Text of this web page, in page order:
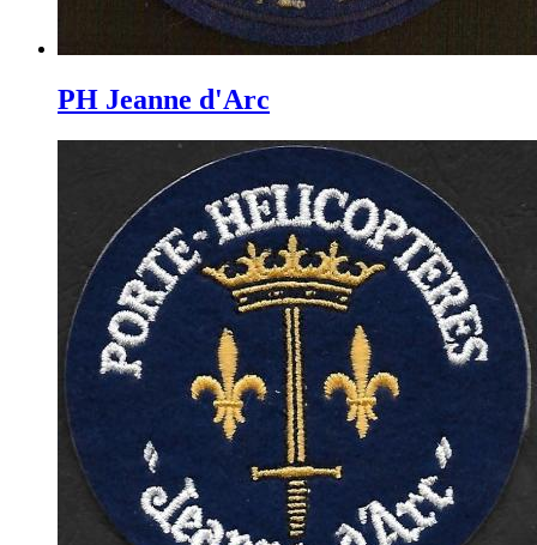
PH Jeanne d'Arc